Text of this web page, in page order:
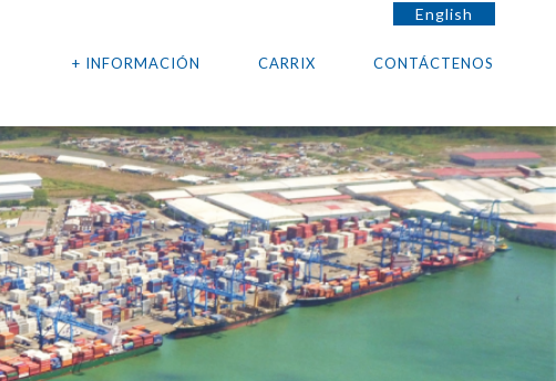
+ INFORMACIÓN CARRIX CONTÁCTENOS
English